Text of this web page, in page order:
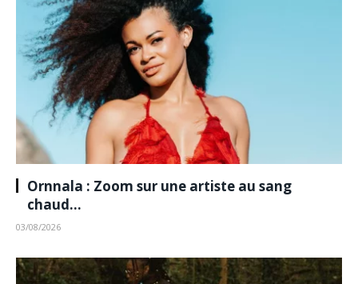
Ornnala : Zoom sur une artiste au sang
chaud…
03/08/2026